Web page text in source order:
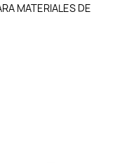
MATERIALES DE